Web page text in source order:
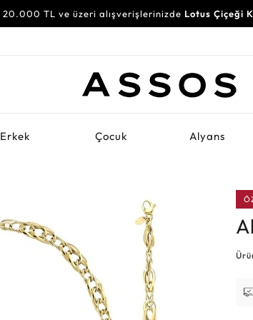
20.000 TL ve üzeri alışverişlerinizde Lotus Çiçeği
Erkek Çocuk Alyans